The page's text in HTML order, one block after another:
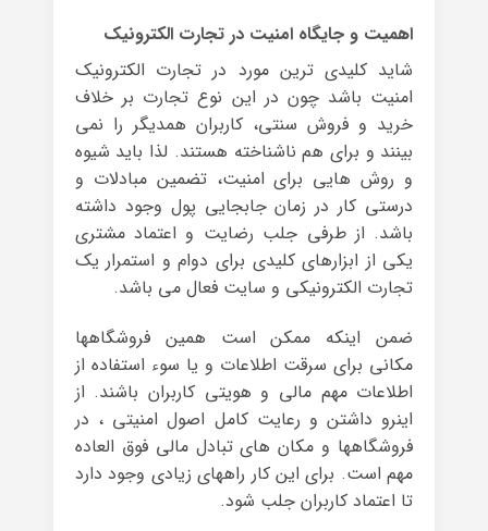
اهمیت و جایگاه امنیت در تجارت الکترونیک
شاید کلیدی ترین مورد در تجارت الکترونیک
امنیت باشد چون در این نوع تجارت بر خلاف
خرید و فروش سنتی، کاربران همدیگر را نمی
بینند و برای هم ناشناخته هستند. لذا باید شیوه
و روش هایی برای امنیت، تضمین مبادلات و
درستی کار در زمان جابجایی پول وجود داشته
باشد. از طرفی جلب رضایت و اعتماد مشتری
یکی از ابزارهای کلیدی برای دوام و استمرار یک
تجارت الکترونیکی و سایت فعال می باشد.
ضمن اینکه ممکن است همین فروشگاهها
مکانی برای سرقت اطلاعات و یا سوء استفاده از
اطلاعات مهم مالی و هویتی کاربران باشند. از
اینرو داشتن و رعایت کامل اصول امنیتی ، در
فروشگاهها و مکان های تبادل مالی فوق العاده
مهم است. برای این کار راههای زیادی وجود دارد
تا اعتماد کاربران جلب شود.